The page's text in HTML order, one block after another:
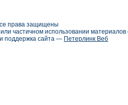
права защищены
частичном использовании
поддержка сайта — Петерлинк Веб